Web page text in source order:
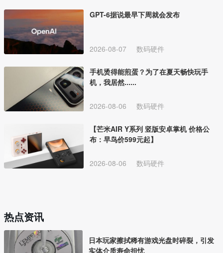
GPT-6据说最早下周就会发布
2026-08-07 数码硬件
手机烫得能煎蛋？为了在夏天畅快玩手
机，我居然......
2026-08-06 数码硬件
【芒米AIR Y系列 竖版安卓掌机 价格公
布：早鸟价599元起】
2026-08-06 数码硬件
热点资讯
日本玩家擦拭稀有游戏光盘时碎裂，引发
实体介质寿命担忧